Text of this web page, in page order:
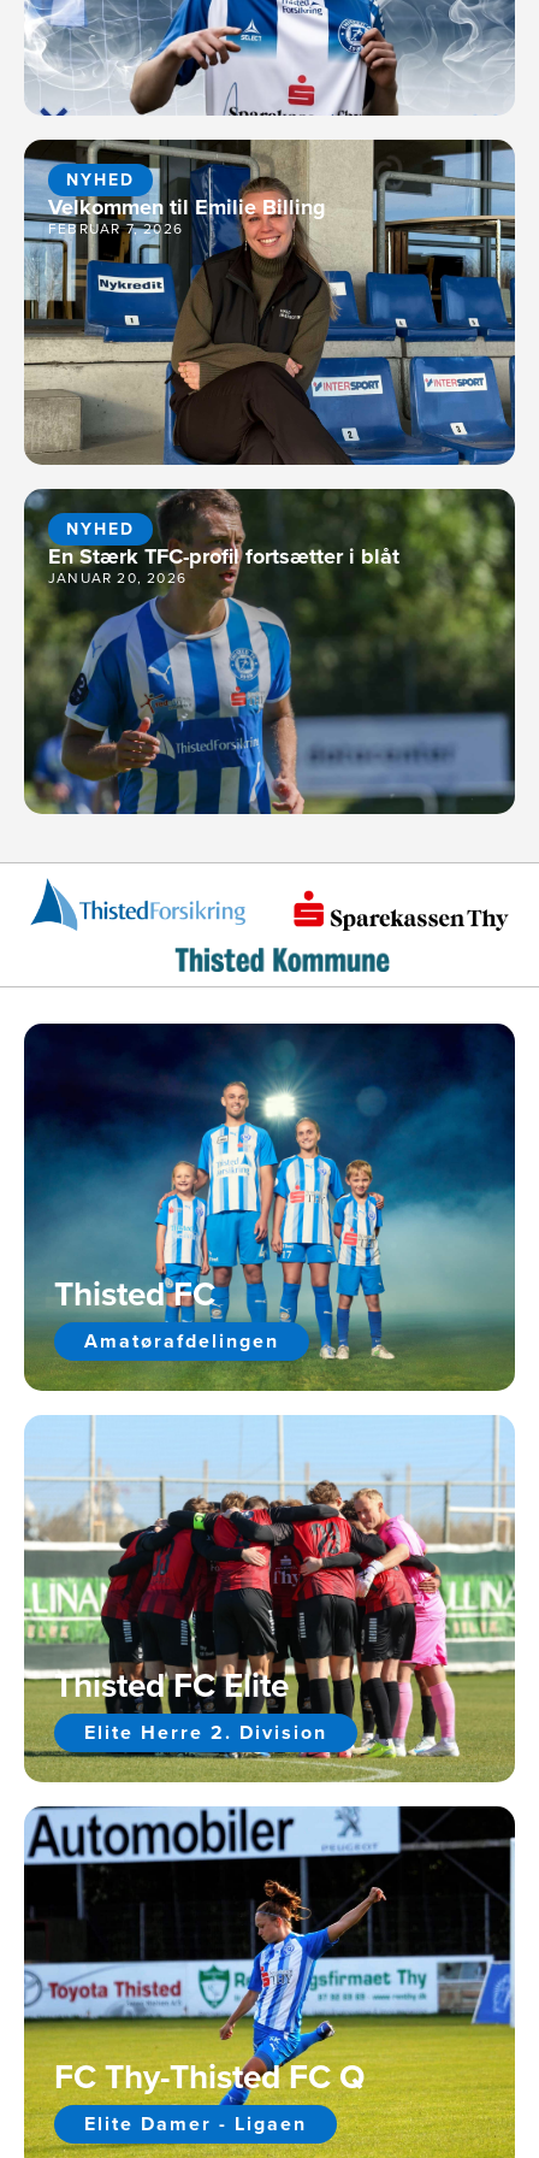
NYHED
Velkommen til Emilie Billing
FEBRUAR 7, 2026
NYHED
En Stærk TFC-profil fortsætter i blåt
JANUAR 20, 2026
Thisted FC
Amatørafdelingen
Thisted FC Elite
Elite Herre 2. Division
FC Thy-Thisted FC Q
Elite Damer - Ligaen